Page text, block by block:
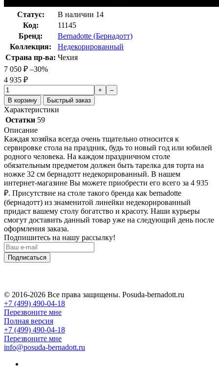
Статус: В наличии 14
Код:
11145
Бренд:
Bernadotte (Бернадотт)
Коллекция:
Недекорированный
Страна пр-ва: Чехия
7 050 ₽ –30%
4 935 ₽
+
–
В корзину
Быстрый заказ
Характеристики
Остатки 59
Описание
Каждая хозяйка всегда очень тщательно относится к
сервировке стола на праздник, будь то новый год или юбилей
родного человека. На каждом праздничном столе
обязательным предметом должен быть тарелка для торта на
ножке 32 см бернадотт недекорированный. В нашем
интернет-магазине Вы можете приобрести его всего за 4 935
₽. Присутствие на столе такого бренда как bernadotte
(бернадотт) из знаменитой линейки недекорированный
придаст вашему столу богатство и красоту. Наши курьеры
смогут доставить данный товар уже на следующий день после
оформления заказа.
Подпишитесь на нашу рассылку!
Подписаться
© 2016-2026 Все права защищены. Posuda-bernadott.ru
+7 (499) 490-04-18
Перезвоните мне
Полная версия
+7 (499) 490-04-18
Перезвоните мне
info@posuda-bernadott.ru